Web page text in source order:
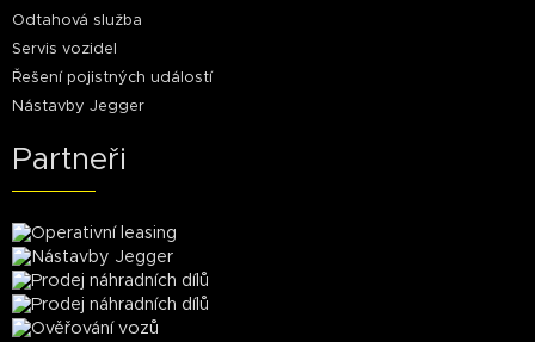
Odtahová služba
Servis vozidel
Řešení pojistných událostí
Nástavby Jegger
Partneři